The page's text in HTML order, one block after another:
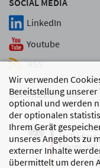
Wir verwenden
Bereitstellung
optional und werden
der optionalen
Ihrem Gerät
unseres Angebots zu
externer Inhalte
übermittelt um deren
SOCIAL MEDIA
LinkedIn
Youtube
RSS
GEFÖRDERT VON